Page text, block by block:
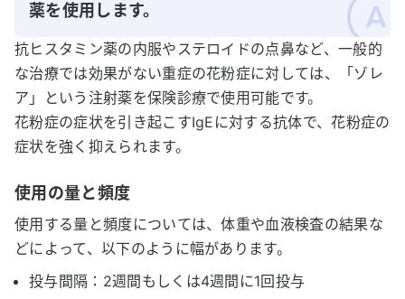
薬を使用します。
抗ヒスタミン薬の内服やステロイドの点鼻など、一般的
な治療では効果がない重症の花粉症に対しては、「ゾレ
ア」という注射薬を保険診療で使用可能です。
花粉症の症状を引き起こすIgEに対する抗体で、花粉症の
症状を強く抑えられます。
使用の量と頻度
使用する量と頻度については、体重や血液検査の結果な
どによって、以下のように幅があります。
投与間隔：2週間もしくは4週間に1回投与